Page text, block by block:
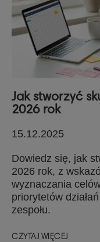
Jak stworzyć
2026 rok
15.12.2025
Dowiedz się, jak
2026 rok, z
wyznaczania
priorytetów
zespołu.
CZYTAJ WIĘCEJ